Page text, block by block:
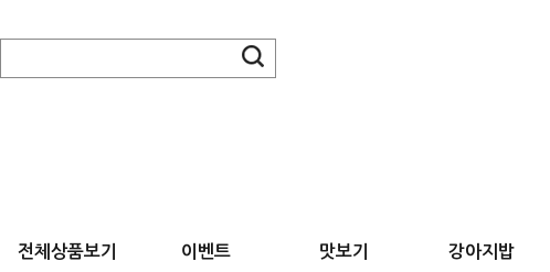
전체상품보기 이벤트 맛보기 강아지밥